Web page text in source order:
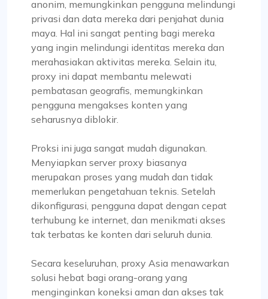
Pengalaman Penyedia Proksi Tingkat Atas
Tidak diragukan lagi layanan proxy terbaik yang
pernah saya temui. Layanan mereka yang luar
biasa, ditambah dengan harga yang kompetitif,
membedakan mereka. Proksinya stabil, dan tim
dukungan selalu siap memberikan bantuan
segera. Fleksibilitas dalam memilih atau
mengecualikan subnet atau negara tertentu,
beserta fitur lainnya, sangat penting.
Oliver Lee
anonim, memungkinkan pengguna melindungi
privasi dan data mereka dari penjahat dunia
maya. Hal ini sangat penting bagi mereka
yang ingin melindungi identitas mereka dan
merahasiakan aktivitas mereka. Selain itu,
proxy ini dapat membantu melewati
pembatasan geografis, memungkinkan
pengguna mengakses konten yang
seharusnya diblokir.
Proksi ini juga sangat mudah digunakan.
Menyiapkan server proxy biasanya
merupakan proses yang mudah dan tidak
memerlukan pengetahuan teknis. Setelah
dikonfigurasi, pengguna dapat dengan cepat
terhubung ke internet, dan menikmati akses
tak terbatas ke konten dari seluruh dunia.
Secara keseluruhan, proxy Asia menawarkan
solusi hebat bagi orang-orang yang
menginginkan koneksi aman dan akses tak